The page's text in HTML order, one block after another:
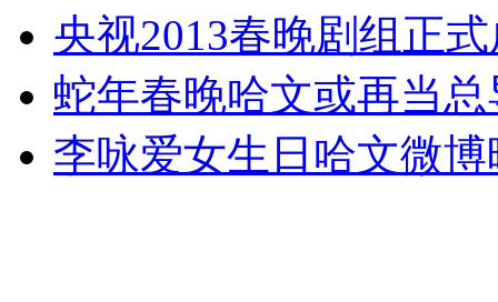
无痛分娩是否安全 医生回应
外交部：反对强权政治霸凌主义
外交部：有关国家言论片面不公正
央视2013春晚剧组正
蛇年春晚哈文或再当
李咏爱女生日哈文微